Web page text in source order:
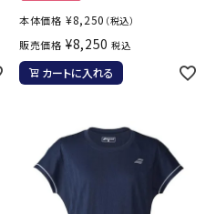
本体価格 ¥8,250 （税込）
販売価格 ¥8,250 税込
カートに入れる